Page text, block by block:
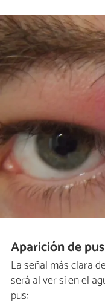
Aparición de pus
La señal más clara
será al ver si en el
pus: